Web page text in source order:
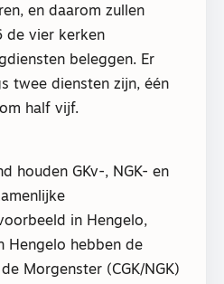
en daarom zullen
de vier kerken
beleggen. Er
twee diensten zijn, één
half vijf.
houden GKv-, NGK- en
in Hengelo,
Hengelo hebben de
Morgenster (CGK/NGK)